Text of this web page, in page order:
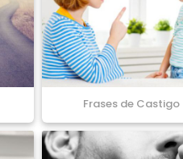
Frases de Castigo